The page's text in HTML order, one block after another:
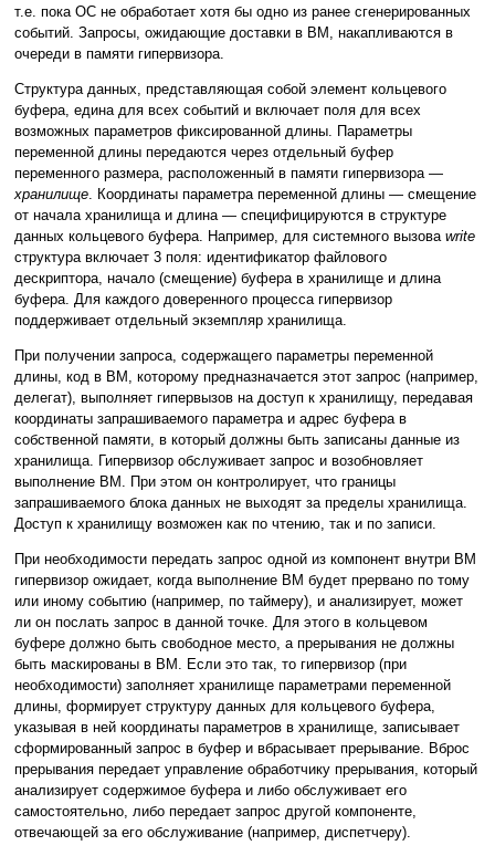
т.е. пока ОС не обработает хотя бы одно из ранее сгенерированных
событий. Запросы, ожидающие доставки в ВМ, накапливаются в
очереди в памяти гипервизора.
Структура данных, представляющая собой элемент кольцевого
буфера, едина для всех событий и включает поля для всех
возможных параметров фиксированной длины. Параметры
переменной длины передаются через отдельный буфер
переменного размера, расположенный в памяти гипервизора —
хранилище. Координаты параметра переменной длины — смещение
от начала хранилища и длина — специфицируются в структуре
данных кольцевого буфера. Например, для системного вызова write
структура включает 3 поля: идентификатор файлового
дескриптора, начало (смещение) буфера в хранилище и длина
буфера. Для каждого доверенного процесса гипервизор
поддерживает отдельный экземпляр хранилища.
При получении запроса, содержащего параметры переменной
длины, код в ВМ, которому предназначается этот запрос (например,
делегат), выполняет гипервызов на доступ к хранилищу, передавая
координаты запрашиваемого параметра и адрес буфера в
собственной памяти, в который должны быть записаны данные из
хранилища. Гипервизор обслуживает запрос и возобновляет
выполнение ВМ. При этом он контролирует, что границы
запрашиваемого блока данных не выходят за пределы хранилища.
Доступ к хранилищу возможен как по чтению, так и по записи.
При необходимости передать запрос одной из компонент внутри ВМ
гипервизор ожидает, когда выполнение ВМ будет прервано по тому
или иному событию (например, по таймеру), и анализирует, может
ли он послать запрос в данной точке. Для этого в кольцевом
буфере должно быть свободное место, а прерывания не должны
быть маскированы в ВМ. Если это так, то гипервизор (при
необходимости) заполняет хранилище параметрами переменной
длины, формирует структуру данных для кольцевого буфера,
указывая в ней координаты параметров в хранилище, записывает
сформированный запрос в буфер и вбрасывает прерывание. Вброс
прерывания передает управление обработчику прерывания, который
анализирует содержимое буфера и либо обслуживает его
самостоятельно, либо передает запрос другой компоненте,
отвечающей за его обслуживание (например, диспетчеру).